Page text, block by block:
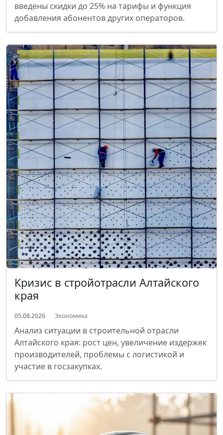
введены скидки до 25% на тарифы и функция
добавления абонентов других операторов.
Кризис в стройотрасли Алтайского
края
05.08.2026 Экономика
Анализ ситуации в строительной отрасли
Алтайского края: рост цен, увеличение издержек
производителей, проблемы с логистикой и
участие в госзакупках.